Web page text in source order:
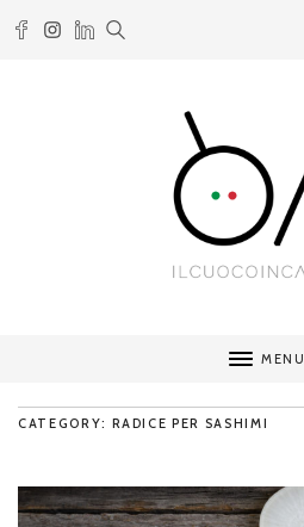
MENU
CATEGORY: RADICE PER SASHIMI